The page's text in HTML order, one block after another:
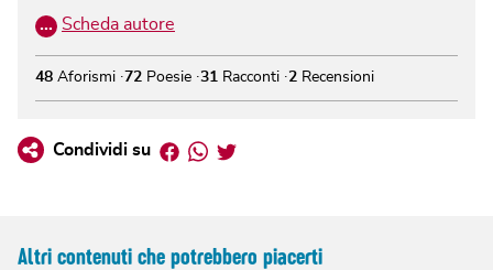
… Scheda autore
48 Aforismi 72 Poesie 31 Racconti 2 Recensioni
Condividi su Facebook
Whatsapp
Twitter
Altri contenuti che potrebbero piacerti